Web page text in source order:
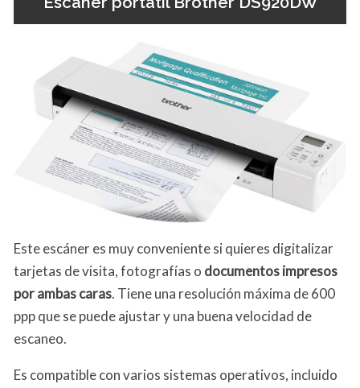
Este escáner es muy conveniente si quieres digitalizar
tarjetas de visita, fotografías o documentos impresos
por ambas caras. Tiene una resolución máxima de 600
ppp que se puede ajustar y una buena velocidad de
escaneo.
Es compatible con varios sistemas operativos, incluido